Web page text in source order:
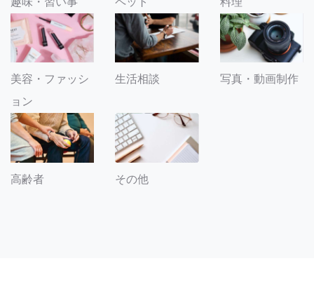
美容・ファッシ
ョン
生活相談 写真・動画制作
高齢者 その他